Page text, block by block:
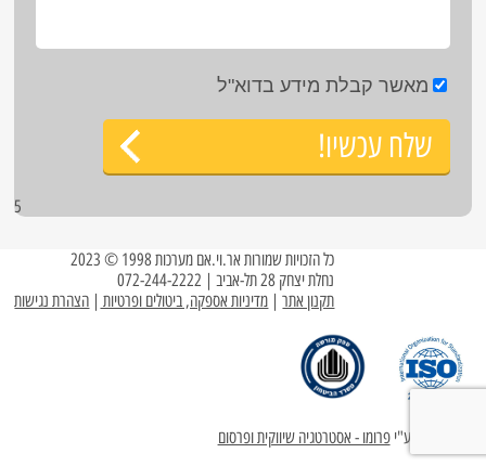
מאשר קבלת מידע בדוא"ל
שלח עכשיו!
5
כל הזכויות שמורות אר.וי.אם מערכות 1998 © 2023
נחלת יצחק 28 תל-אביב | 072-244-2222
תקנון אתר| מדיניות אספקה, ביטולים ופרטיות | הצהרת נגישות
עוצב ופותח ע"יפרומו - אסטרטגיה שיווקית ופרסום